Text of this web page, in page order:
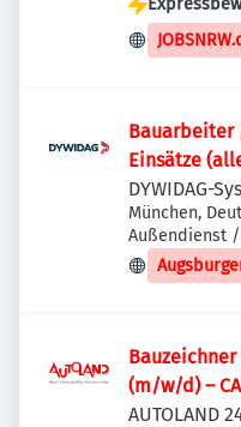
Deutschland
Bauarbeiter
Einsätze
DYWIDAG-
München,
Außendienst
(m/w/d) –
AUTOLAND